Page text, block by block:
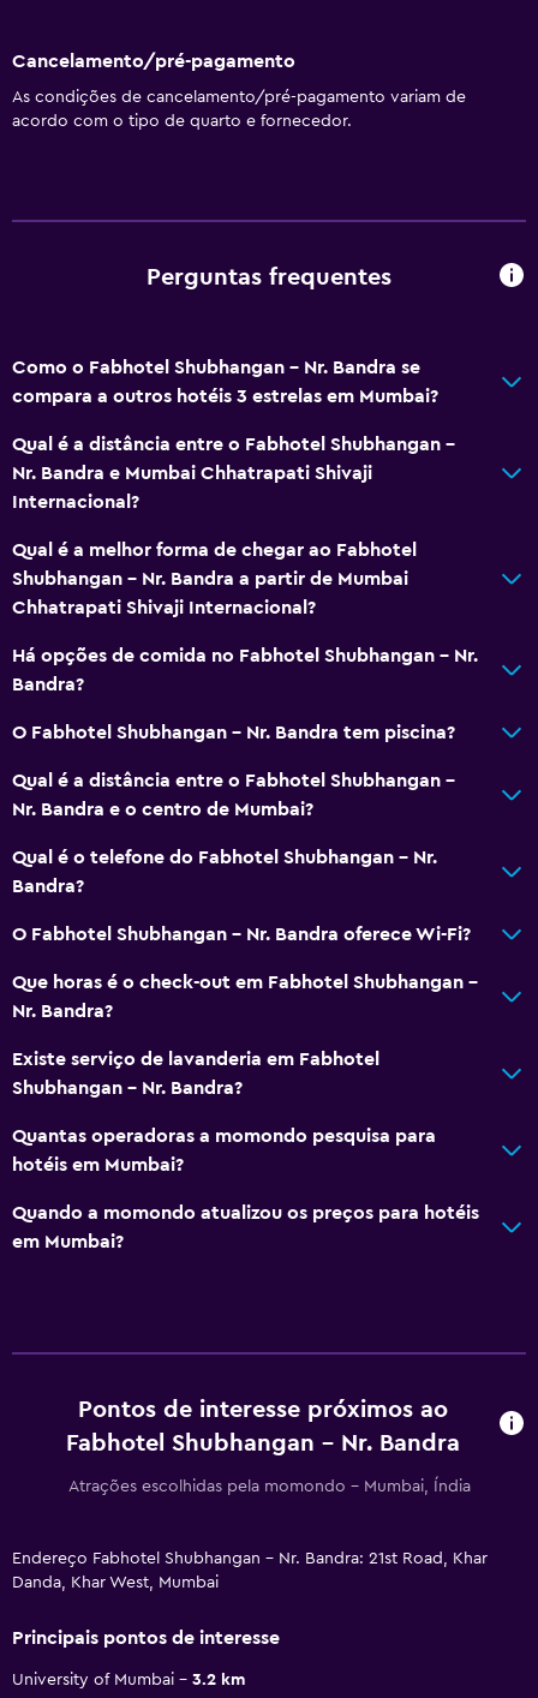
Cancelamento/pré-pagamento
As condições de cancelamento/pré-pagamento variam de
acordo com o tipo de quarto e fornecedor.
Perguntas frequentes
Como o Fabhotel Shubhangan - Nr. Bandra se
compara a outros hotéis 3 estrelas em Mumbai?
Qual é a distância entre o Fabhotel Shubhangan -
Nr. Bandra e Mumbai Chhatrapati Shivaji
Internacional?
Qual é a melhor forma de chegar ao Fabhotel
Shubhangan - Nr. Bandra a partir de Mumbai
Chhatrapati Shivaji Internacional?
Há opções de comida no Fabhotel Shubhangan - Nr.
Bandra?
O Fabhotel Shubhangan - Nr. Bandra tem piscina?
Qual é a distância entre o Fabhotel Shubhangan -
Nr. Bandra e o centro de Mumbai?
Qual é o telefone do Fabhotel Shubhangan - Nr.
Bandra?
O Fabhotel Shubhangan - Nr. Bandra oferece Wi-Fi?
Que horas é o check-out em Fabhotel Shubhangan -
Nr. Bandra?
Existe serviço de lavanderia em Fabhotel
Shubhangan - Nr. Bandra?
Quantas operadoras a momondo pesquisa para
hotéis em Mumbai?
Quando a momondo atualizou os preços para hotéis
em Mumbai?
Pontos de interesse próximos ao
Fabhotel Shubhangan - Nr. Bandra
Atrações escolhidas pela momondo - Mumbai, Índia
Endereço Fabhotel Shubhangan - Nr. Bandra: 21st Road, Khar
Danda, Khar West, Mumbai
Principais pontos de interesse
University of Mumbai
3.2 km